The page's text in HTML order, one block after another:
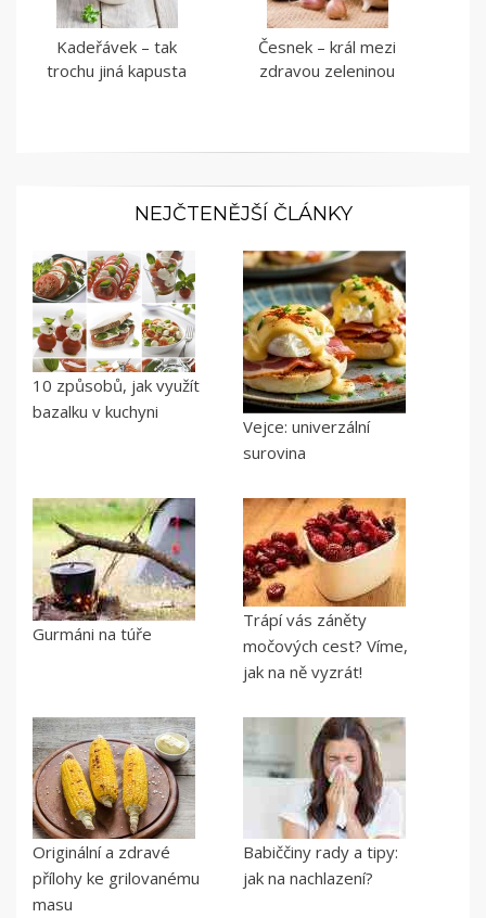
Kadeřávek – tak
trochu jiná kapusta
Česnek – král mezi
zdravou zeleninou
NEJČTENĚJŠÍ ČLÁNKY
10 způsobů, jak využít
bazalku v kuchyni
Vejce: univerzální
surovina
Gurmáni na túře
Trápí vás záněty
močových cest? Víme,
jak na ně vyzrát!
Originální a zdravé
přílohy ke grilovanému
masu
Babiččiny rady a tipy:
jak na nachlazení?